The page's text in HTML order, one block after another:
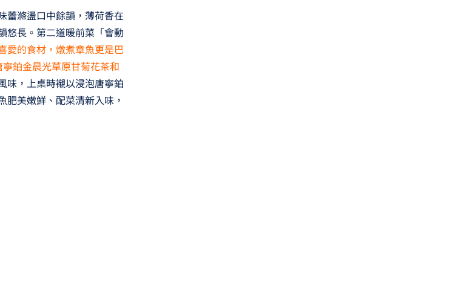
蕾滌盪口中餘韻，薄荷香在
悠長。第二道暖前菜「會動
愛的食材，燉煮章魚更是巴
鉑金晨光草原甘菊花茶和
味，上桌時襯以浸泡唐寧鉑
美嫩鮮、配菜清新入味，